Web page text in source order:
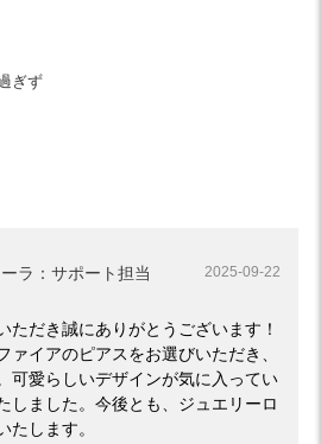
ぎず
ラ：サポート担当 2025-09-22
ただき誠にありがとうございます！
ァイアのピアスをお選びいただき、
可愛らしいデザインが気に入ってい
しました。今後とも、ジュエリーロ
たします。